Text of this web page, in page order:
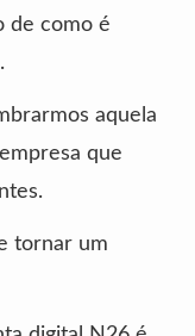
de como é
aquela
que
tornar um